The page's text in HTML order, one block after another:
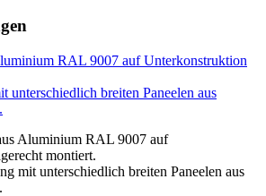
Aluminium RAL 9007 auf
montiert.
mit unterschiedlich breiten Paneelen aus